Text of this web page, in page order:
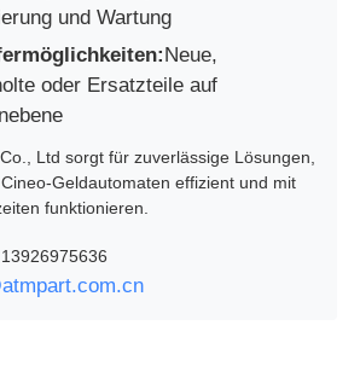
und Wartung
Neue,
oder Ersatzteile auf
Ltd sorgt für zuverlässige Lösungen,
Geldautomaten effizient und mit
funktionieren.